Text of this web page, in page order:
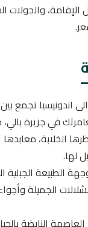
والجولات
اندونيسيا تجمع
في جزيرة بالي،
الخلابة،
لها.
الطبيعة الجبلية
الجميلة